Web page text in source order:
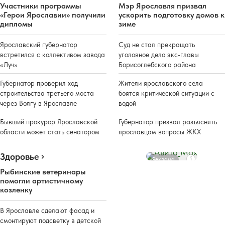
Участники программы
«Герои Ярославии» получили
дипломы
Ярославский губернатор
встретился с коллективом завода
«Луч»
Губернатор проверил ход
строительства третьего моста
через Волгу в Ярославле
Бывший прокурор Ярославской
области может стать сенатором
Мэр Ярославля призвал
ускорить подготовку домов к
зиме
Суд не стал прекращать
уголовное дело экс-главы
Борисоглебского района
Жители ярославского села
боятся критической ситуации с
водой
Губернатор призвал разъяснять
ярославцам вопросы ЖКХ
Здоровье
Рыбинские ветеринары
помогли артистичному
козленку
В Ярославле сделают фасад и
смонтируют подсветку в детской
Реклама